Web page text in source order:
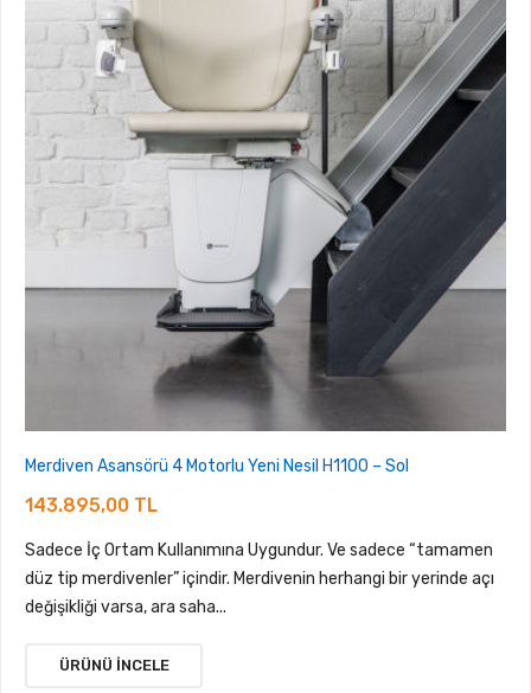
Merdiven Asansörü 4 Motorlu Yeni Nesil H1100 – Sol
143.895,00 TL
Sadece İç Ortam Kullanımına Uygundur. Ve sadece “tamamen
düz tip merdivenler” içindir. Merdivenin herhangi bir yerinde açı
değişikliği varsa, ara saha...
ÜRÜNÜ İNCELE